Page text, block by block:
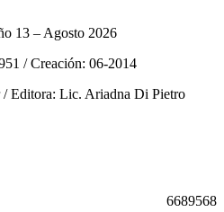
13 – Agosto 2026
/ Creación: 06-2014
Editora: Lic. Ariadna Di Pietro
6689568